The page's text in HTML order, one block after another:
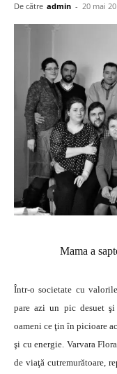
De către admin - 20 mai
Mama a
Într-o societate cu
pare azi un pic desuet
oameni ce ţin în picioare
şi cu energie. Varvara
de viaţă cutremurătoare,